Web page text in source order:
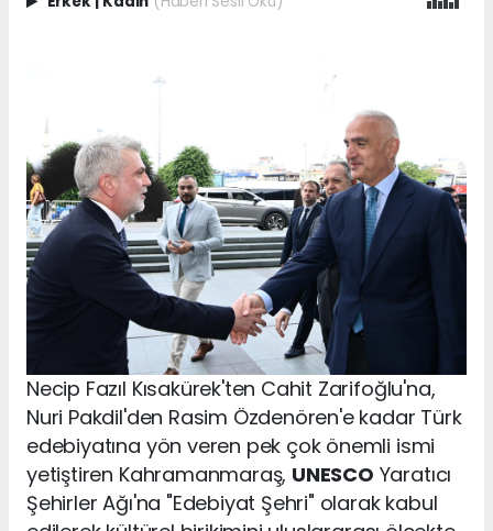
Necip Fazıl Kısakürek'ten Cahit Zarifoğlu'na,
Nuri Pakdil'den Rasim Özdenören'e kadar Türk
edebiyatına yön veren pek çok önemli ismi
yetiştiren Kahramanmaraş, UNESCO Yaratıcı
Şehirler Ağı'na "Edebiyat Şehri" olarak kabul